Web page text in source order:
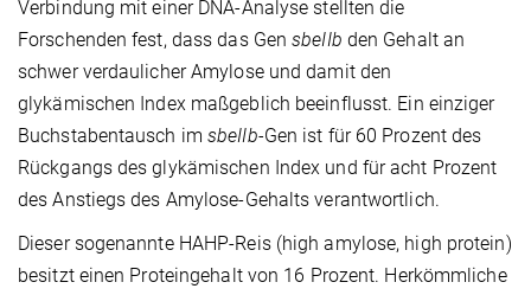
Verbindung mit einer DNA-Analyse stellten die
Forschenden fest, dass das GensbeIIb den Gehalt an
schwer verdaulicher Amylose und damit den
glykämischen Index maßgeblich beeinflusst. Ein einziger
Buchstabentausch imsbeIIb-Gen ist für 60 Prozent des
Rückgangs des glykämischen Index und für acht Prozent
des Anstiegs des Amylose-Gehalts verantwortlich.
Dieser sogenannte HAHP-Reis (high amylose, high protein)
besitzt einen Proteingehalt von 16 Prozent. Herkömmliche